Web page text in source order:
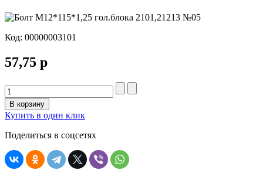
Код: 00000003101
57,75 р
В корзину
Купить в один клик
Поделиться в соцсетях